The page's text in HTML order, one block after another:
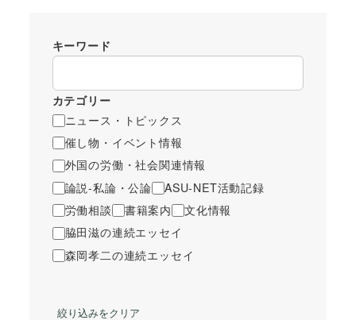
キーワード
カテゴリー
ニュース・トピックス
催し物・イベント情報
外国の労働・社会関連情報
論説-私論・公論
ASU-NET活動記録
労働相談
書籍案内
文化情報
脇田滋の連続エッセイ
森岡孝二の連続エッセイ
絞り込みをクリア